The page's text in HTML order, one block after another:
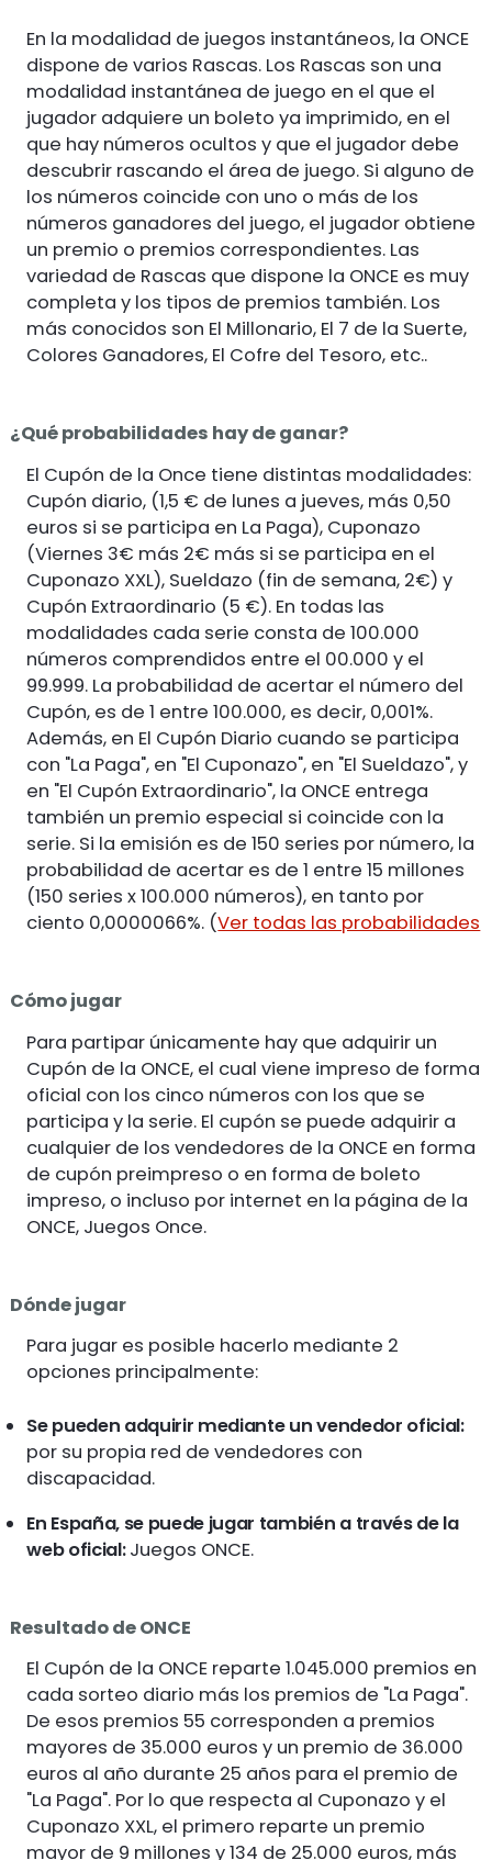
En la modalidad de juegos instantáneos, la ONCE
dispone de varios Rascas. Los Rascas son una
modalidad instantánea de juego en el que el
jugador adquiere un boleto ya imprimido, en el
que hay números ocultos y que el jugador debe
descubrir rascando el área de juego. Si alguno de
los números coincide con uno o más de los
números ganadores del juego, el jugador obtiene
un premio o premios correspondientes. Las
variedad de Rascas que dispone la ONCE es muy
completa y los tipos de premios también. Los
más conocidos son El Millonario, El 7 de la Suerte,
Colores Ganadores, El Cofre del Tesoro, etc..
¿Qué probabilidades hay de ganar?
El Cupón de la Once tiene distintas modalidades:
Cupón diario, (1,5 € de lunes a jueves, más 0,50
euros si se participa en La Paga), Cuponazo
(Viernes 3€ más 2€ más si se participa en el
Cuponazo XXL), Sueldazo (fin de semana, 2€) y
Cupón Extraordinario (5 €). En todas las
modalidades cada serie consta de 100.000
números comprendidos entre el 00.000 y el
99.999. La probabilidad de acertar el número del
Cupón, es de 1 entre 100.000, es decir, 0,001%.
Además, en El Cupón Diario cuando se participa
con "La Paga", en "El Cuponazo", en "El Sueldazo", y
en "El Cupón Extraordinario", la ONCE entrega
también un premio especial si coincide con la
serie. Si la emisión es de 150 series por número, la
probabilidad de acertar es de 1 entre 15 millones
(150 series x 100.000 números), en tanto por
ciento 0,0000066%. (Ver todas las probabilidades
Cómo jugar
Para partipar únicamente hay que adquirir un
Cupón de la ONCE, el cual viene impreso de forma
oficial con los cinco números con los que se
participa y la serie. El cupón se puede adquirir a
cualquier de los vendedores de la ONCE en forma
de cupón preimpreso o en forma de boleto
impreso, o incluso por internet en la página de la
ONCE, Juegos Once.
Dónde jugar
Para jugar es posible hacerlo mediante 2
opciones principalmente:
Se pueden adquirir mediante un vendedor oficial:
por su propia red de vendedores con
discapacidad.
En España, se puede jugar también a través de la
web oficial:Juegos ONCE.
Resultado de ONCE
El Cupón de la ONCE reparte 1.045.000 premios en
cada sorteo diario más los premios de "La Paga".
De esos premios 55 corresponden a premios
mayores de 35.000 euros y un premio de 36.000
euros al año durante 25 años para el premio de
"La Paga". Por lo que respecta al Cuponazo y el
Cuponazo XXL, el primero reparte un premio
mayor de 9 millones y 134 de 25.000 euros, más